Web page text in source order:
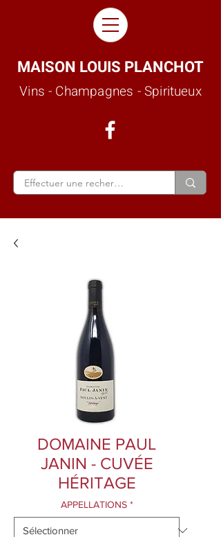
MAISON LOUIS PLANCHOT
Vins - Champagnes - Spiritueux
DOMAINE PAUL
JANIN - CUVÉE
HÉRITAGE
APPELLATIONS *